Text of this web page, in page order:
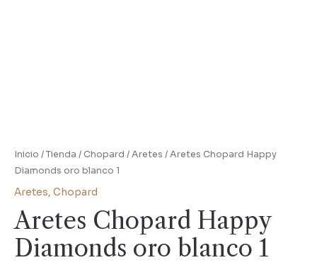
Inicio /Tienda / Chopard /Aretes / Aretes Chopard Happy
Diamonds oro blanco 1
Aretes, Chopard
Aretes Chopard Happy
Diamonds oro blanco 1